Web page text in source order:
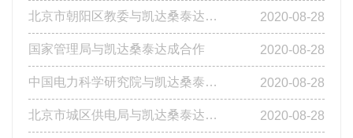
北京市朝阳区教委与凯达桑泰达成合作 2020-08-28
国家管理局与凯达桑泰达成合作 2020-08-28
中国电力科学研究院与凯达桑泰达成合作 2020-08-28
北京市城区供电局与凯达桑泰达成合作 2020-08-28